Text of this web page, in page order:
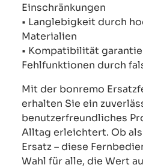
Einschränkungen
• Langlebigkeit durch
Materialien
• Kompatibilität
Fehlfunktionen durch
Mit der bonremo
erhalten Sie ein
benutzerfreundliches
Alltag erleichtert. Ob
Ersatz – diese
Wahl für alle, die Wert